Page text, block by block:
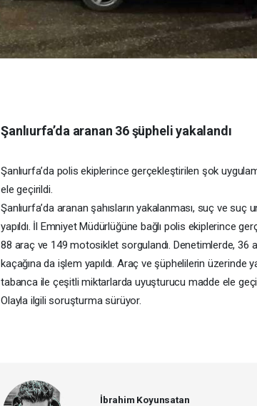
Şanlıurfa’da aranan 36 şüpheli yakalandı
Şanlıurfa’da polis ekiplerince gerçekleştirilen şok
ele geçirildi.
Şanlıurfa’da aranan şahısların yakalanması, suç ve
yapıldı. İl Emniyet Müdürlüğüne bağlı polis ekiplerince
88 araç ve 149 motosiklet sorgulandı. Denetimlerde, 36
kaçağına da işlem yapıldı. Araç ve şüphelilerin üzerinde
tabanca ile çeşitli miktarlarda uyuşturucu madde ele
Olayla ilgili soruşturma sürüyor.
İbrahim Koyunsatan